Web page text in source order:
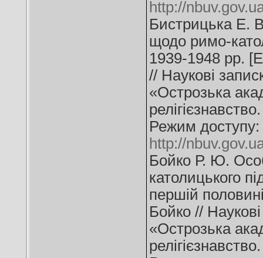
http://
Бистрицька Е.
щодо римо-
1939-1948 рр.
// Наукові
«Острозька
Режим доступу:
http://
Бойко Р. Ю.
католицького
першій
Бойко //
«Острозька